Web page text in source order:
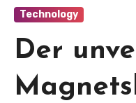
Technology
Der